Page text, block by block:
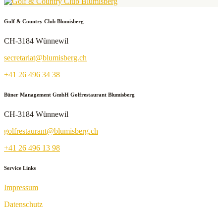
Golf & Country Club Blumisberg
CH-3184 Wünnewil
secretariat@blumisberg.ch
+41 26 496 34 38
Büner Management GmbH Golfrestaurant Blumisberg
CH-3184 Wünnewil
golfrestaurant@blumisberg.ch
+41 26 496 13 98
Service Links
Impressum
Datenschutz